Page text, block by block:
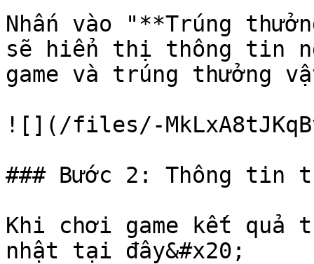
Nhấn vào "**Trúng
sẽ hiển thị thông tin
game và trúng thưởng
![](/files/-
### Bước 2: Thông tin
Khi chơi game kết quả
nhật tại đây&#x20;